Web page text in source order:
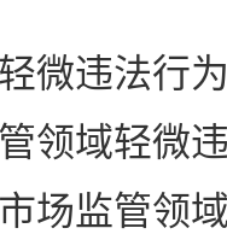
微违法行
领域轻微
场监管领